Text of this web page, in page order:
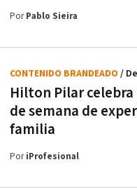
PorPablo Sieira
Hilton Pilar
de semana de
familia
CONTENIDO BRANDEADO /
PoriProfesional